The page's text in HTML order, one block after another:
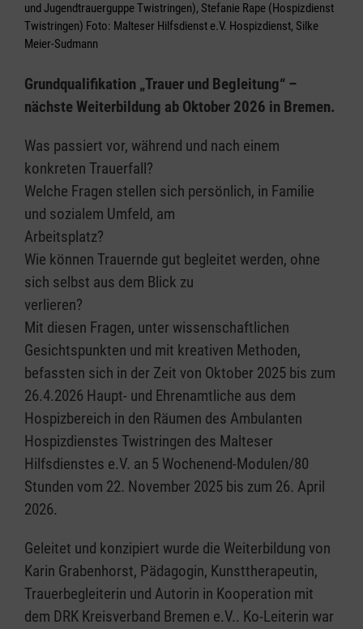
und Jugendtrauerguppe Twistringen), Stefanie Rape (Hospizdienst
Twistringen) Foto: Malteser Hilfsdienst e.V. Hospizdienst, Silke
Meier-Sudmann
Grundqualifikation „Trauer und Begleitung“ –
nächste Weiterbildung ab Oktober 2026 in Bremen.
Was passiert vor, während und nach einem
konkreten Trauerfall?
Welche Fragen stellen sich persönlich, in Familie
und sozialem Umfeld, am
Arbeitsplatz?
Wie können Trauernde gut begleitet werden, ohne
sich selbst aus dem Blick zu
verlieren?
Mit diesen Fragen, unter wissenschaftlichen
Gesichtspunkten und mit kreativen Methoden,
befassten sich in der Zeit von Oktober 2025 bis zum
26.4.2026 Haupt- und Ehrenamtliche aus dem
Hospizbereich in den Räumen des Ambulanten
Hospizdienstes Twistringen des Malteser
Hilfsdienstes e.V. an 5 Wochenend-Modulen/80
Stunden vom 22. November 2025 bis zum 26. April
2026.
Geleitet und konzipiert wurde die Weiterbildung von
Karin Grabenhorst, Pädagogin, Kunsttherapeutin,
Trauerbegleiterin und Autorin in Kooperation mit
dem DRK Kreisverband Bremen e.V.. Ko-Leiterin war